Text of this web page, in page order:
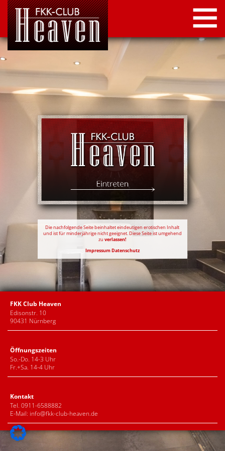
STARTSEITE
LOCATION
NEWS
KONTAKT
IMPRESSUM
DATENSCHUTZ
Die nachfolgende Seite beinhaltet eindeutigen erotischen Inhalt
und ist für minderjährige nicht geeignet. Diese Seite ist umgehend
zu verlassen!
Impressum Datenschutz
FKK Club Heaven
Edisonstr. 10
90431 Nürnberg
Öffnungszeiten
So.-Do. 14-3 Uhr
Fr.+Sa. 14-4 Uhr
Kontakt
Tel. 0911-6588882
E-Mail: info@fkk-club-heaven.de